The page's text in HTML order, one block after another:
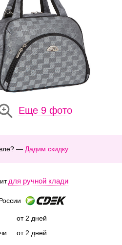
Еще 9 фото
— Дадим скидку
для ручной клади
от 2 дней
от 2 дней